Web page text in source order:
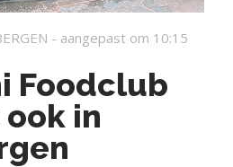
- aangepast om 10:15
Foodclub
in